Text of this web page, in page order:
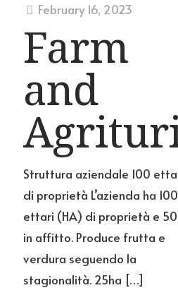
February 16, 2023
Farm
and
Struttura aziendale 100
di proprietà L’azienda ha 100
ettari (HA) di proprietà e
in affitto. Produce frutta e
verdura seguendo la
stagionalità. 25ha […]